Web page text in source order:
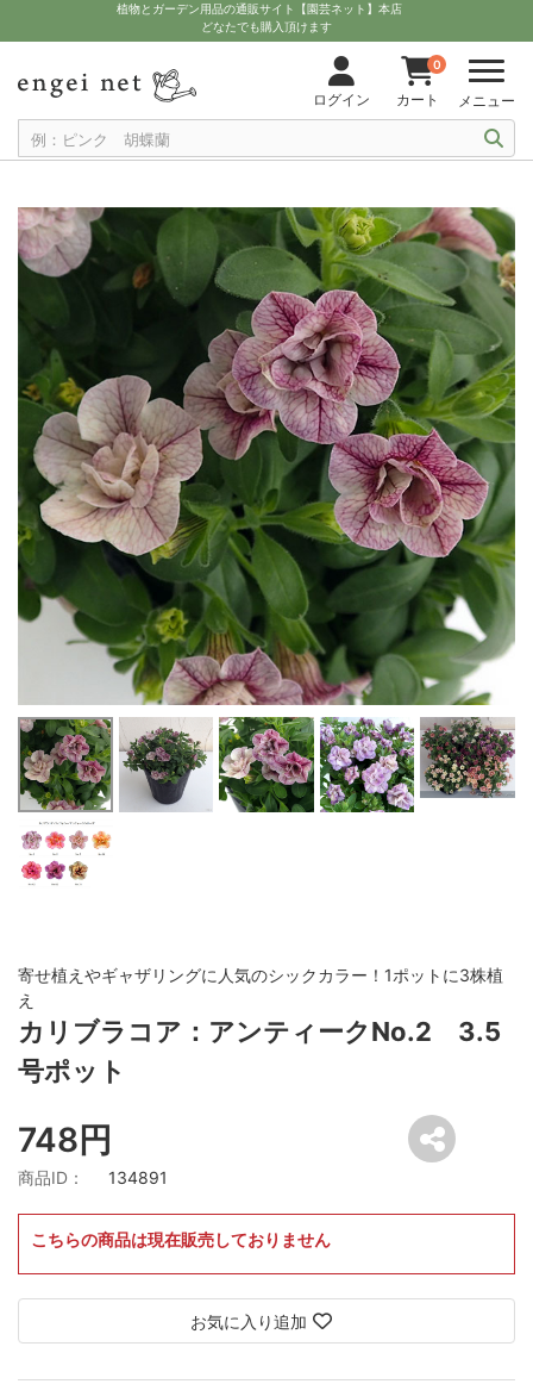
植物とガーデン用品の通販サイト【園芸ネット】本店
どなたでも購入頂けます
ログイン
0
カート メニュー
寄せ植えやギャザリングに人気のシックカラー！1ポットに3株植
え
カリブラコア：アンティークNo.2 3.5
号ポット
748円
商品ID： 134891
こちらの商品は現在販売しておりません
お気に入り追加